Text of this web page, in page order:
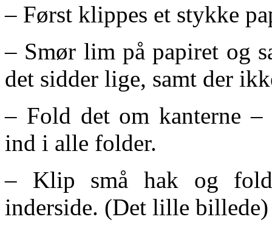
– Først klippes et stykke
– Smør lim på papiret og
det sidder lige, samt der
– Fold det om kanterne
ind i alle folder.
– Klip små hak og fold
inderside. (Det lille billede)